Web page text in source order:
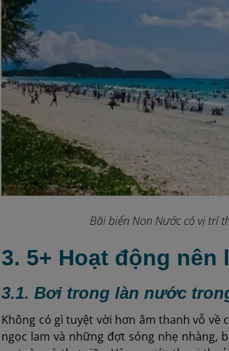
Bãi biển Non Nước có vị trí
3. 5+ Hoạt động
3.1. Bơi trong làn nước
Không có gì tuyệt vời hơn âm thanh vỗ về
ngọc lam và những đợt sóng nhẹ nhàng,